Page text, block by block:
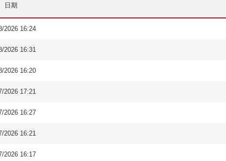
日期
2026 16:24
2026 16:31
2026 16:20
2026 17:21
2026 16:27
2026 16:21
2026 16:17